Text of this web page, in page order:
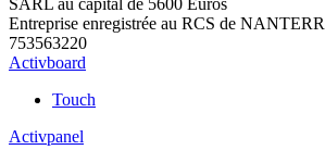
SARL au capital de 5600 Euros
Entreprise enregistrée au RCS de
753563220
Activboard
Touch
Activpanel